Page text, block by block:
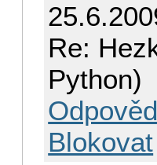
Re:
Python)
Blokovat